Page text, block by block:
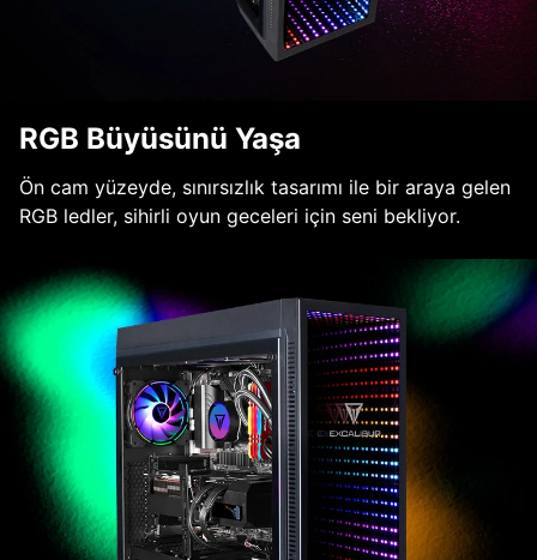
RGB Büyüsünü Yaşa
Ön cam yüzeyde, sınırsızlık tasarımı ile bir araya gelen
RGB ledler, sihirli oyun geceleri için seni bekliyor.